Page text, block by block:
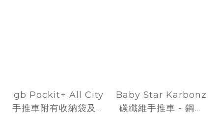
gb Pockit+ All City
手推車附有收納袋及揹
Baby Star Karbonz
碳纖維手推車 - 鋼灰